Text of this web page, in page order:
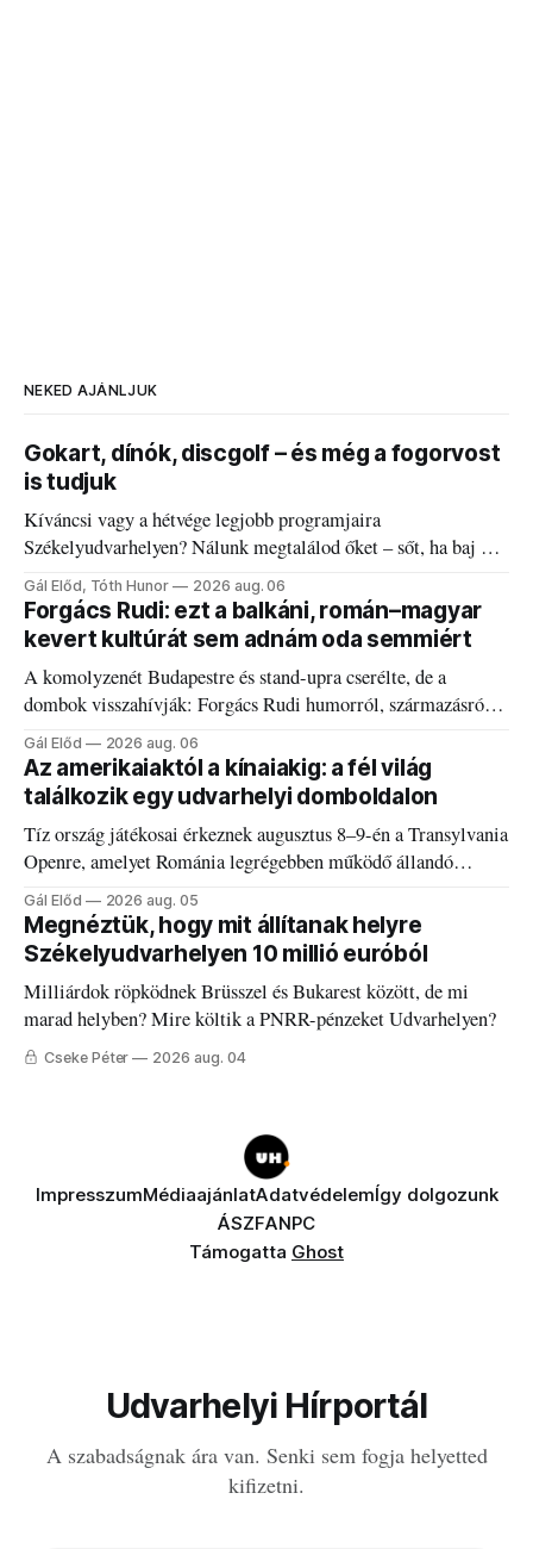
NEKED AJÁNLJUK
Gokart, dínók, discgolf – és még a fogorvost
is tudjuk
Kíváncsi vagy a hétvége legjobb programjaira
Székelyudvarhelyen? Nálunk megtalálod őket – sőt, ha baj van
a fogaddal, a fogorvosi ügyeletet is!
Gál Előd, Tóth Hunor 2026 aug. 06
Forgács Rudi: ezt a balkáni, román–magyar
kevert kultúrát sem adnám oda semmiért
A komolyzenét Budapestre és stand-upra cserélte, de a
dombok visszahívják: Forgács Rudi humorról, származásról
és határokról.
Gál Előd 2026 aug. 06
Az amerikaiaktól a kínaiakig: a fél világ
találkozik egy udvarhelyi domboldalon
Tíz ország játékosai érkeznek augusztus 8–9-én a Transylvania
Openre, amelyet Románia legrégebben működő állandó
discgolfpályáján rendeznek meg.
Gál Előd 2026 aug. 05
Megnéztük, hogy mit állítanak helyre
Székelyudvarhelyen 10 millió euróból
Milliárdok röpködnek Brüsszel és Bukarest között, de mi
marad helyben? Mire költik a PNRR-pénzeket Udvarhelyen?
Cseke Péter 2026 aug. 04
ImpresszumMédiaajánlatAdatvédelemÍgy dolgozunk
ÁSZFANPC
Támogatta Ghost
Udvarhelyi Hírportál
A szabadságnak ára van. Senki sem fogja helyetted
kifizetni.